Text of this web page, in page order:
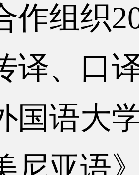
作组织
译、口
国语大